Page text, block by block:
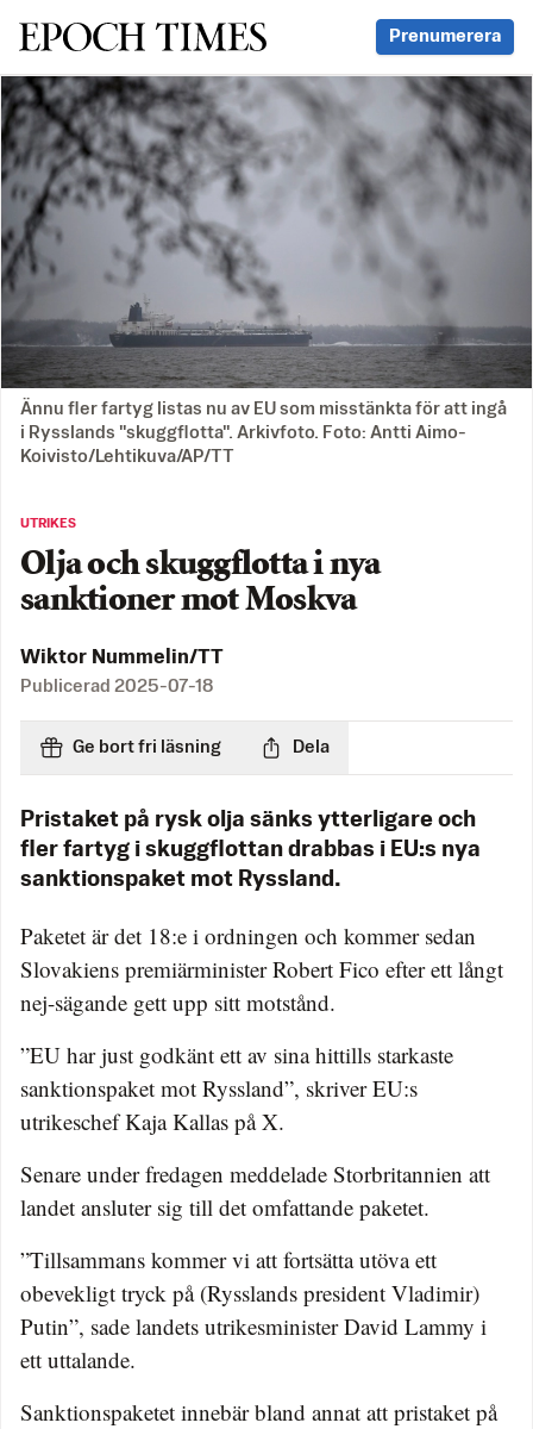
Svenska Epoch Times Prenumerera
Ännu fler fartyg listas nu av EU som misstänkta för att ingå
i Rysslands "skuggflotta". Arkivfoto. Foto: Antti Aimo-
Koivisto/Lehtikuva/AP/TT
UTRIKES
Olja och skuggflotta i nya
sanktioner mot Moskva
Wiktor Nummelin/TT
Publicerad 2025-07-18
Ge bort fri läsning Dela
Pristaket på rysk olja sänks ytterligare och
fler fartyg i skuggflottan drabbas i EU:s nya
sanktionspaket mot Ryssland.
Paketet är det 18:e i ordningen och kommer sedan
Slovakiens premiärminister Robert Fico efter ett långt
nej-sägande gett upp sitt motstånd.
”EU har just godkänt ett av sina hittills starkaste
sanktionspaket mot Ryssland”, skriver EU:s
utrikeschef Kaja Kallas på X.
Senare under fredagen meddelade Storbritannien att
landet ansluter sig till det omfattande paketet.
”Tillsammans kommer vi att fortsätta utöva ett
obevekligt tryck på (Rysslands president Vladimir)
Putin”, sade landets utrikesminister David Lammy i
ett uttalande.
Sanktionspaketet innebär bland annat att pristaket på